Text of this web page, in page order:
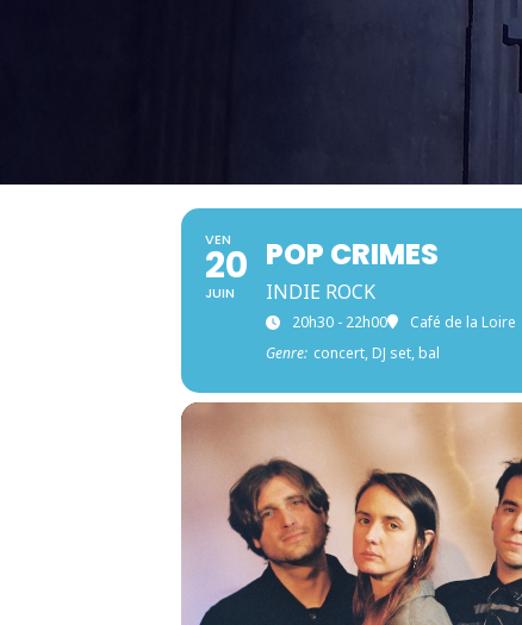
VEN
20
JUIN
POP CRIMES
INDIE ROCK
20h30 - 22h00 Café de la Loire
Genre: concert, DJ set, bal